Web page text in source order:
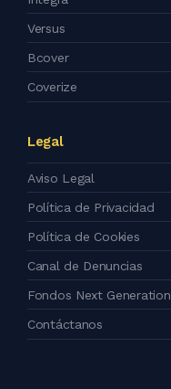
Versus
Bcover
Coverize
Legal
Aviso Legal
Política de Privacidad
Política de Cookies
Canal de Denuncias
Fondos Next Generation
Contáctanos